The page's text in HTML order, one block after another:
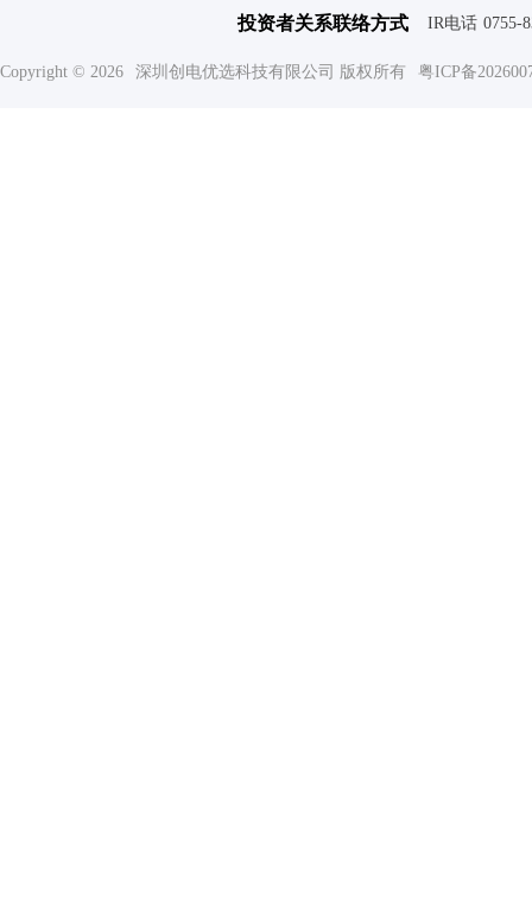
投资者关系联络方式 IR电话 0755-
Copyright © 2026 深圳创电优选科技有限公司 版权所有 粤ICP备